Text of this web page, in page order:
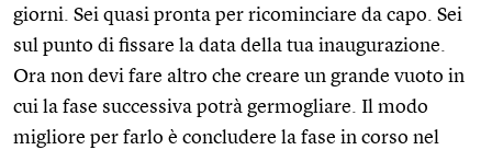
giorni. Sei quasi pronta per ricominciare da capo. Sei
sul punto di fissare la data della tua inaugurazione.
Ora non devi fare altro che creare un grande vuoto in
cui la fase successiva potrà germogliare. Il modo
migliore per farlo è concludere la fase in corso nel